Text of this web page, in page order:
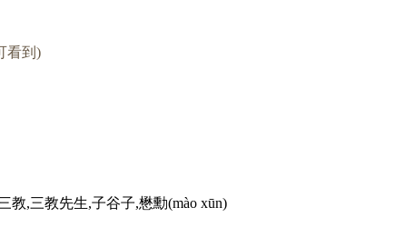
看到)
教,三教先生,子谷子,懋勳(mào xūn)